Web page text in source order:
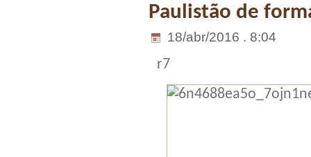
Paulistão de
18/abr/2016 . 8:04
r7